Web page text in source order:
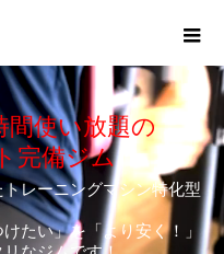
間使い放題の
完備ジム
レーニングマシン特化型
たい」を「より安く！」